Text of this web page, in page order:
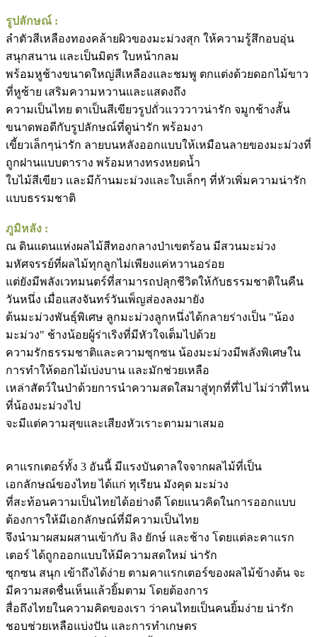
รูปลักษณ์ :
ลำตัวสีเหลืองทองคล้ายผิวของมะม่วงสุก ให้ความรู้สึกอบอุ่น
สนุกสนาน และเป็นมิตร ใบหน้ากลม
พร้อมหูช้างขนาดใหญ่สีเหลืองและชมพู ตกแต่งด้วยดอกไม้ขาว
ที่หูซ้าย เสริมความหวานและแสดงถึง
ความเป็นไทย ตาเป็นสีเขียวรูปถั่วแวววาวน่ารัก จมูกช้างสั้น
ขนาดพอดีกับรูปลักษณ์ที่ดูน่ารัก พร้อมงา
เขี้ยวเล็กๆน่ารัก ลายบนหลังออกแบบให้เหมือนลายของมะม่วงที่
ถูกฝานแบบตาราง พร้อมหางทรงหยดน้ำ
ใบไม้สีเขียว และมีก้านมะม่วงและใบเล็กๆ ที่หัวเพิ่มความน่ารัก
แบบธรรมชาติ
ภูมิหลัง :
ณ ดินแดนแห่งผลไม้สีทองกลางป่าเขตร้อน มีสวนมะม่วง
มหัศจรรย์ที่ผลไม้ทุกลูกไม่เพียงแค่หวานอร่อย
แต่ยังมีพลังเวทมนตร์ที่สามารถปลุกชีวิตให้กับธรรมชาติในคืน
วันหนึ่ง เมื่อแสงจันทร์วันเพ็ญส่องลงมายัง
ต้นมะม่วงพันธุ์พิเศษ ลูกมะม่วงลูกหนึ่งได้กลายร่างเป็น "น้อง
มะม่วง" ช้างน้อยผู้ร่าเริงที่มีหัวใจเต็มไปด้วย
ความรักธรรมชาติและความซุกซน น้องมะม่วงมีพลังพิเศษใน
การทำให้ดอกไม้เบ่งบาน และมักช่วยเหลือ
เหล่าสัตว์ในป่าด้วยการนำความสดใสมาสู่ทุกที่ที่ไป ไม่ว่าที่ไหน
ที่น้องมะม่วงไป
จะมีแต่ความสุขและเสียงหัวเราะตามมาเสมอ
คาแรกเตอร์ทั้ง 3 อันนี้ มีแรงบันดาลใจจากผลไม้ที่เป็น
เอกลักษณ์ของไทย ได้แก่ ทุเรียน มังคุด มะม่วง
ที่สะท้อนความเป็นไทยได้อย่างดี โดยแนวคิดในการออกแบบ
ต้องการให้มีเอกลักษณ์ที่มีความเป็นไทย
จึงนำมาผสมผสานเข้ากับ ลิง ยักษ์ และช้าง โดยแต่ละคาแรก
เตอร์ ได้ถูกออกแบบให้มีความสดใหม่ น่ารัก
ซุกซน สนุก เข้าถึงได้ง่าย ตามคาแรกเตอร์ของผลไม้ข้างต้น จะ
มีความสดชื่นเห็นแล้วยิ้มตาม โดยต้องการ
สื่อถึงไทยในความคิดของเรา ว่าคนไทยเป็นคนยิ้มง่าย น่ารัก
ชอบช่วยเหลือแบ่งปัน และการทำเกษตร